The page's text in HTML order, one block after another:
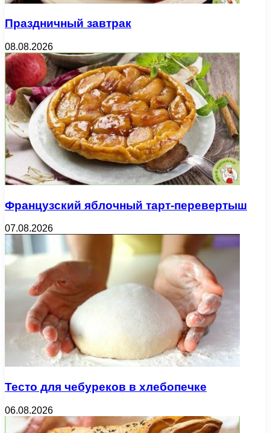
Праздничный завтрак
08.08.2026
Французский яблочный тарт-перевертыш
07.08.2026
Тесто для чебуреков в хлебопечке
06.08.2026